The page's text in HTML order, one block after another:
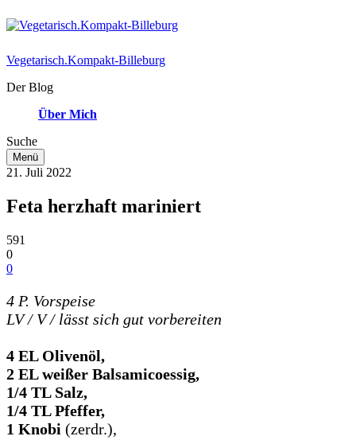
Vegetarisch.Kompakt-Billeburg
Der Blog
Über Mich
Suche
Menü
21. Juli 2022
Feta herzhaft mariniert
591
0
0
4 P. Vorspeise
LV / V / lässt sich gut vorbereiten
4 EL Olivenöl,
2 EL weißer Balsamicoessig,
1/4 TL Salz,
1/4 TL Pfeffer,
1 Knobi (zerdr.),